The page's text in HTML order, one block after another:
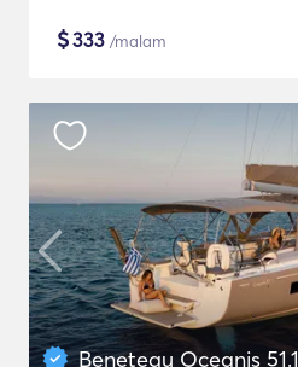
$333 /malam
Beneteau Oceanis 51.1